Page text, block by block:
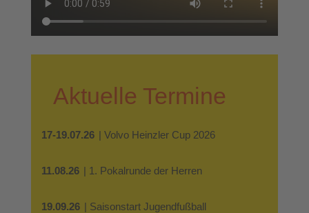
Aktuelle Termine
17-19.07.26 | Volvo Heinzler Cup 2026
11.08.26 | 1. Pokalrunde der Herren
19.09.26 | Saisonstart Jugendfußball